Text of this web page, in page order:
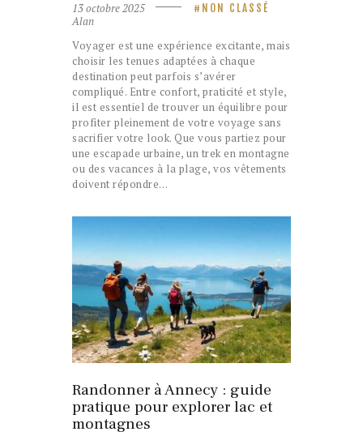
13 octobre 2025 NON CLASSÉ
Alan
Voyager est une expérience excitante, mais
choisir les tenues adaptées à chaque
destination peut parfois s’avérer
compliqué. Entre confort, praticité et style,
il est essentiel de trouver un équilibre pour
profiter pleinement de votre voyage sans
sacrifier votre look. Que vous partiez pour
une escapade urbaine, un trek en montagne
ou des vacances à la plage, vos vêtements
doivent répondre…
Randonner à Annecy : guide
pratique pour explorer lac et
montagnes